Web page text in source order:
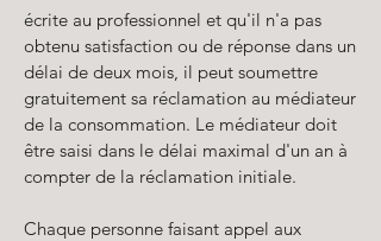
écrite au professionnel et qu'il n'a pas
obtenu satisfaction ou de réponse dans un
délai de deux mois, il peut soumettre
gratuitement sa réclamation au médiateur
de la consommation. Le médiateur doit
être saisi dans le délai maximal d'un an à
compter de la réclamation initiale.​
Chaque personne faisant appel aux